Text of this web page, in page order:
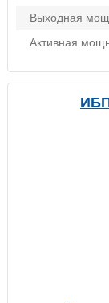
Выходная
Активная